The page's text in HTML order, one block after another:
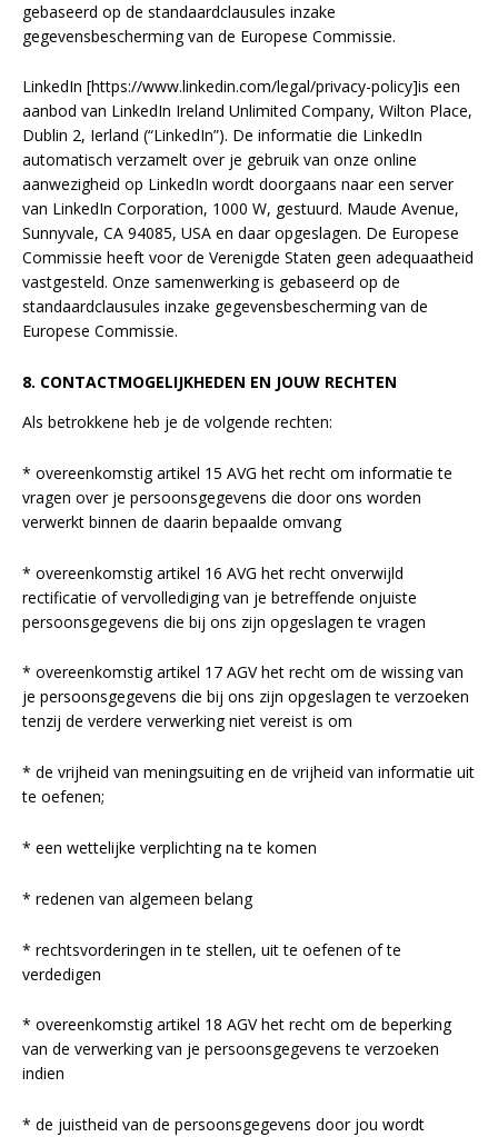
gebaseerd op de standaardclausules inzake
gegevensbescherming van de Europese Commissie.
LinkedIn [https://www.linkedin.com/legal/privacy-policy]is een
aanbod van LinkedIn Ireland Unlimited Company, Wilton Place,
Dublin 2, Ierland (“LinkedIn”). De informatie die LinkedIn
automatisch verzamelt over je gebruik van onze online
aanwezigheid op LinkedIn wordt doorgaans naar een server
van LinkedIn Corporation, 1000 W, gestuurd. Maude Avenue,
Sunnyvale, CA 94085, USA en daar opgeslagen. De Europese
Commissie heeft voor de Verenigde Staten geen adequaatheid
vastgesteld. Onze samenwerking is gebaseerd op de
standaardclausules inzake gegevensbescherming van de
Europese Commissie.
8. CONTACTMOGELIJKHEDEN EN JOUW RECHTEN
Als betrokkene heb je de volgende rechten:
* overeenkomstig artikel 15 AVG het recht om informatie te
vragen over je persoonsgegevens die door ons worden
verwerkt binnen de daarin bepaalde omvang
* overeenkomstig artikel 16 AVG het recht onverwijld
rectificatie of vervollediging van je betreffende onjuiste
persoonsgegevens die bij ons zijn opgeslagen te vragen
* overeenkomstig artikel 17 AGV het recht om de wissing van
je persoonsgegevens die bij ons zijn opgeslagen te verzoeken
tenzij de verdere verwerking niet vereist is om
* de vrijheid van meningsuiting en de vrijheid van informatie uit
te oefenen;
* een wettelijke verplichting na te komen
* redenen van algemeen belang
* rechtsvorderingen in te stellen, uit te oefenen of te
verdedigen
* overeenkomstig artikel 18 AGV het recht om de beperking
van de verwerking van je persoonsgegevens te verzoeken
indien
* de juistheid van de persoonsgegevens door jou wordt